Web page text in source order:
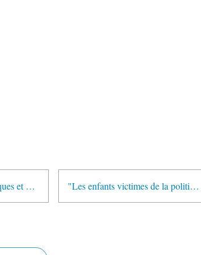
"La constitution des classes : pratiques et enjeux" (Enquête auprès des chefs d’établissement des collèges et lycées) (CNESCO en collaboration avec le SNPDEN) "Les enfants victimes de la politique anti-Roms selon le Collectif pour le droit des enfants roms à l'éducation" (Café pédagogique)